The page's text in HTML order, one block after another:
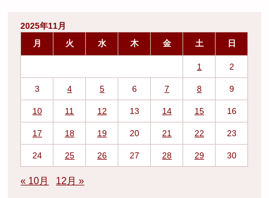
2025年11月
月
火 水 木 金 土 日
1 2
3 4 5 6 7 8 9
10 11 12 13 14 15 16
17 18 19 20 21 22 23
24 25 26 27 28 29 30
« 10月 12月 »